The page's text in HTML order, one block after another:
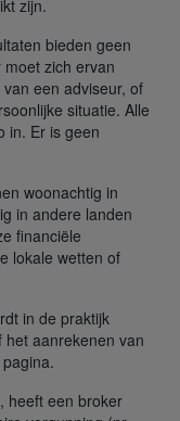
zijn.
bieden geen
zich ervan
een adviseur, of
situatie. Alle
in. Er is geen
woonachtig in
in andere landen
financiële
lokale wetten of
in de praktijk
aanrekenen van
heeft een broker